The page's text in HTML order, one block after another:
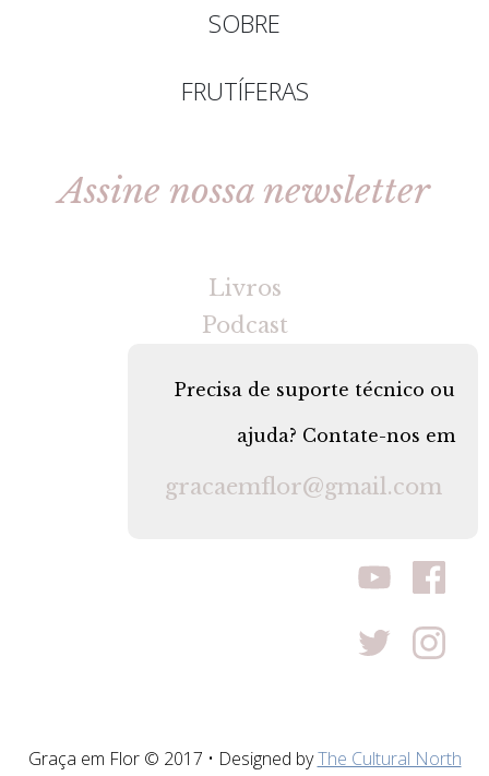
SOBRE
FRUTÍFERAS
Assine nossa newsletter
Livros
Podcast
Precisa de suporte técnico ou
ajuda? Contate-nos em
gracaemflor@gmail.com
Graça em Flor © 2017 • Designed byThe Cultural North